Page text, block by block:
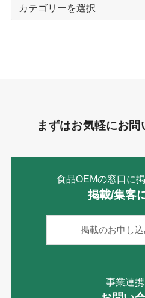
まずはお気軽にお
食品OEMの窓口に
掲載/集客
掲載のお申し
事業連